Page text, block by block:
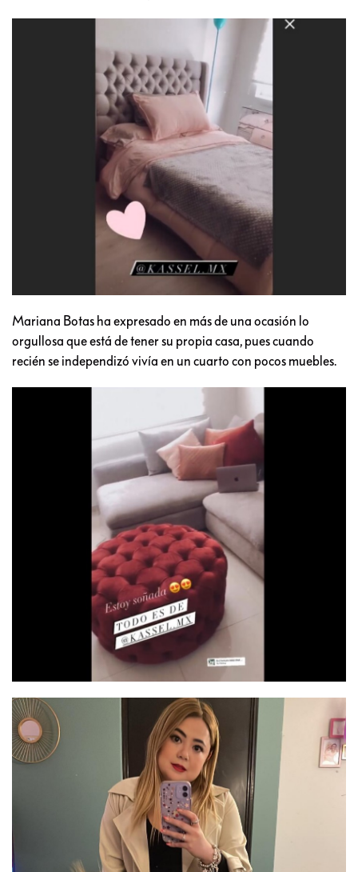
Mariana Botas ha expresado en más de una ocasión lo
orgullosa que está de tener su propia casa, pues cuando
recién se independizó vivía en un cuarto con pocos muebles.